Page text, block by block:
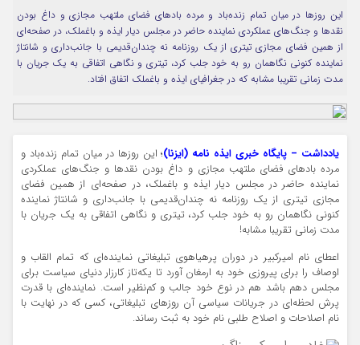
مرا به خاطر بسپار
این روزها در میان تمام زنده‌باد و مرده بادهای فضای ملتهب مجازی و داغ بودن
نقدها و جنگ‌های عملکردی نماینده حاضر در مجلس دیار ایذه و باغملک، در صفحه‌ای
از همین فضای مجازی تیتری از یک روزنامه نه چندان‌قدیمی با جانب‌داری و شانتاژ
نماینده کنونی نگاهمان رو به خود جلب کرد، تیتری و نگاهی اتفاقی به یک جریان با
مدت زمانی تقریبا مشابه که در جغرافیای ایذه و باغملک اتفاق افتاد.
یادداشت – پایگاه خبری ایذه نامه (ایزنا)؛ این روزها در میان تمام زنده‌باد و
مرده بادهای فضای ملتهب مجازی و داغ بودن نقدها و جنگ‌های عملکردی
نماینده حاضر در مجلس دیار ایذه و باغملک، در صفحه‌ای از همین فضای
مجازی تیتری از یک روزنامه نه چندان‌قدیمی با جانب‌داری و شانتاژ نماینده
کنونی نگاهمان رو به خود جلب کرد، تیتری و نگاهی اتفاقی به یک جریان با
مدت زمانی تقریبا مشابه!
اعطای نام امیرکبیر در دوران پرهیاهوی تبلیغاتی نماینده‌ای که تمام القاب و
اوصاف را برای پیروزی خود به ارمغان آورد تا یکه‌تاز کارزار دنیای سیاست برای
مجلس دهم باشد هم در نوع خود جالب و کم‌نظیر است. نماینده‌ای با قدرت
پرش لحظه‌ای در جریانات سیاسی آن روزهای تبلیغاتی، کسی که در نهایت با
نام اصلاحات و اصلاح طلبی نام خود به ثبت رساند.